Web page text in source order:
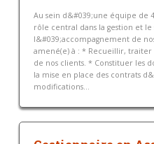
Au sein d&#039;une équipe de
rôle central dans la gestion et le
l&#039;accompagnement de
amené(e) à : * Recueillir, traiter
de nos clients. * Constituer les
la mise en place des contrats
modifications...